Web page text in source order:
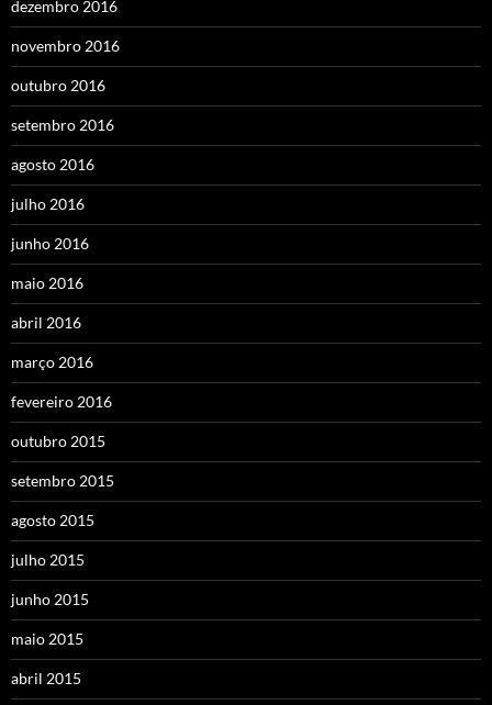
dezembro 2016
novembro 2016
outubro 2016
setembro 2016
agosto 2016
julho 2016
junho 2016
maio 2016
abril 2016
março 2016
fevereiro 2016
outubro 2015
setembro 2015
agosto 2015
julho 2015
junho 2015
maio 2015
abril 2015